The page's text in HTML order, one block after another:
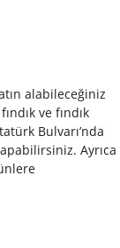
alabileceğiniz
ve fındık
Bulvarı’nda
Ayrıca